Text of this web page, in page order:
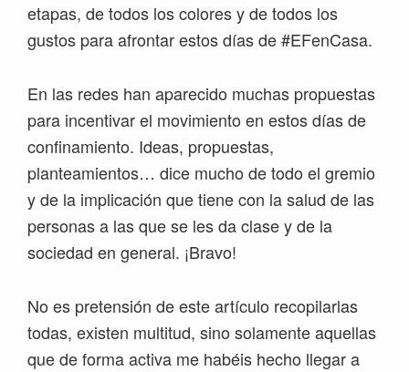
etapas, de todos los colores y de todos los
gustos para afrontar estos días de #EFenCasa.
En las redes han aparecido muchas propuestas
para incentivar el movimiento en estos días de
confinamiento. Ideas, propuestas,
planteamientos… dice mucho de todo el gremio
y de la implicación que tiene con la salud de las
personas a las que se les da clase y de la
sociedad en general. ¡Bravo!
No es pretensión de este artículo recopilarlas
todas, existen multitud, sino solamente aquellas
que de forma activa me habéis hecho llegar a